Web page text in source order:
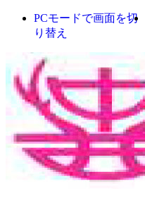
PCモードで画面を切
り替え